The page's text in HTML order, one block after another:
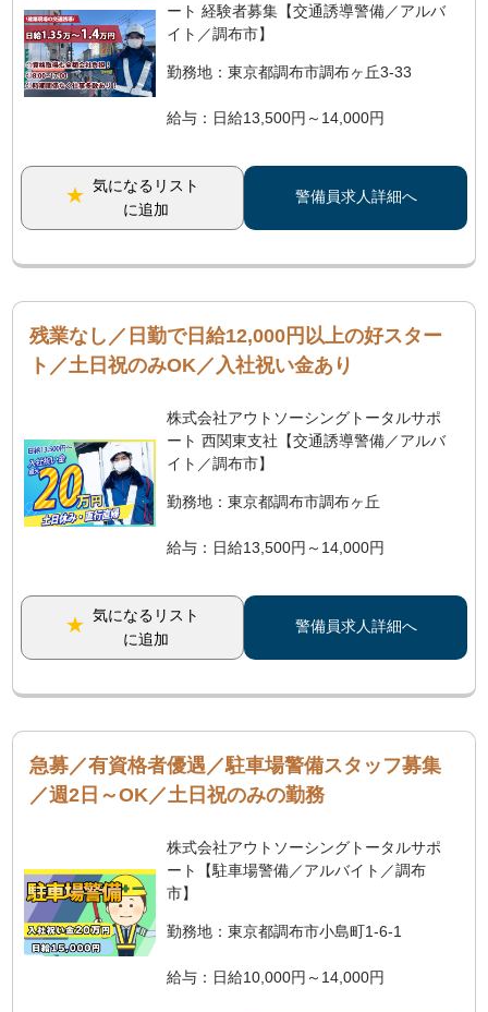
ート 経験者募集【交通誘導警備／アルバ
イト／調布市】
勤務地：東京都調布市調布ヶ丘3-33
給与：日給13,500円～14,000円
気になるリスト
に追加
警備員求人詳細へ
残業なし／日勤で日給12,000円以上の好スター
ト／土日祝のみOK／入社祝い金あり
株式会社アウトソーシングトータルサポ
ート 西関東支社【交通誘導警備／アルバ
イト／調布市】
勤務地：東京都調布市調布ヶ丘
給与：日給13,500円～14,000円
気になるリスト
に追加
警備員求人詳細へ
急募／有資格者優遇／駐車場警備スタッフ募集
／週2日～OK／土日祝のみの勤務
株式会社アウトソーシングトータルサポ
ート【駐車場警備／アルバイト／調布
市】
勤務地：東京都調布市小島町1-6-1
給与：日給10,000円～14,000円